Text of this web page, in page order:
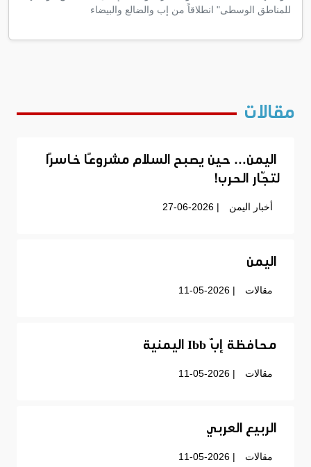
للمناطق الوسطى" انطلاقاً من إب والضالع والبيضاء
مقالات
اليمن… حين يصبح السلام مشروعًا خاسرًا
لتجّار الحرب!
أخبار اليمن | 27-06-2026
اليمن
مقالات | 11-05-2026
محافظة إبّ Ibb اليمنية
مقالات | 11-05-2026
الربيع العربي
مقالات | 11-05-2026